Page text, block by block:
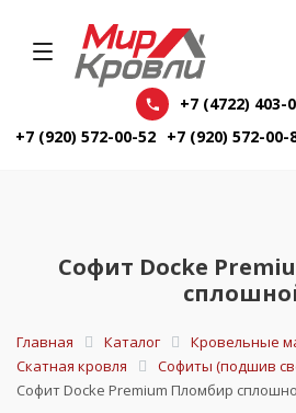
+7 (4722) 403-
+7 (920) 572-00-52 +7 (920) 572-00-
Софит Docke
Главная Каталог
Кровельные
Скатная кровля
Софиты (подшив
Софит Docke Premium Пломбир